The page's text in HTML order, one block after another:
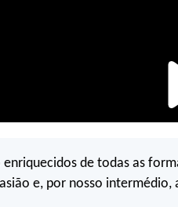
enriquecidos de todas as
e, por nosso intermédio,